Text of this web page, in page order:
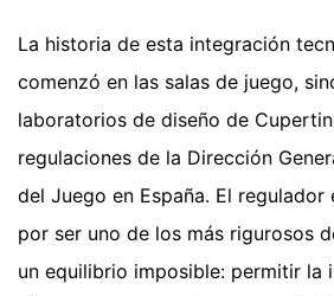
La historia de esta integración
comenzó en las salas de juego,
laboratorios de diseño de
regulaciones de la Dirección
del Juego en España. El regulador
por ser uno de los más rigurosos
un equilibrio imposible: permitir la